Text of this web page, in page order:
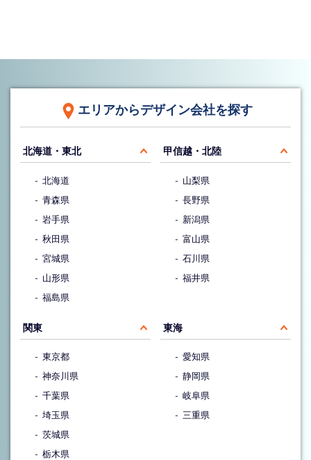
エリアからデザイン会社を探す
北海道・東北
北海道
青森県
岩手県
秋田県
宮城県
山形県
福島県
甲信越・北陸
山梨県
長野県
新潟県
富山県
石川県
福井県
関東
東京都
神奈川県
千葉県
埼玉県
茨城県
栃木県
東海
愛知県
静岡県
岐阜県
三重県